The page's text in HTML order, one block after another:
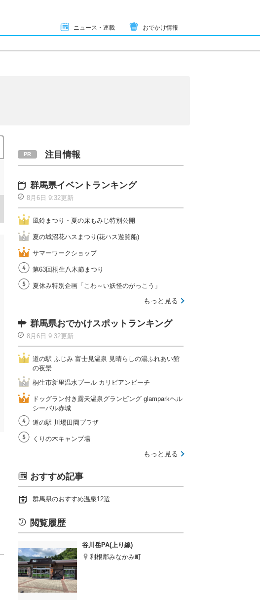
ニュース・連載 おでかけ情報
注目情報
群馬県イベントランキング
8月6日 9:32更新
風鈴まつり・夏の床もみじ特別公開
夏の城沼花ハスまつり(花ハス遊覧船)
サマーワークショップ
第63回桐生八木節まつり
夏休み特別企画「こわ～い妖怪のがっこう」
もっと見る
群馬県おでかけスポットランキング
8月6日 9:32更新
道の駅 ふじみ 富士見温泉 見晴らしの湯ふれあい館
の夜景
桐生市新里温水プール カリビアンビーチ
ドッグラン付き露天温泉グランピング glamparkヘル
シーパル赤城
道の駅 川場田園プラザ
くりの木キャンプ場
もっと見る
おすすめ記事
群馬県のおすすめ温泉12選
閲覧履歴
谷川岳PA(上り線)
利根郡みなかみ町